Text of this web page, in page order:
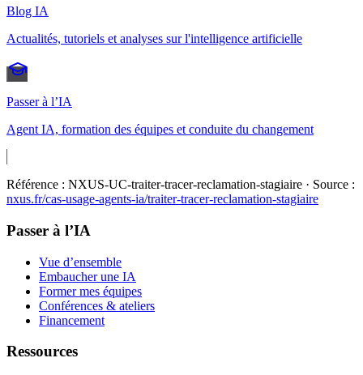
Blog IA
Actualités, tutoriels et analyses sur l'intelligence artificielle
Passer à l’IA
Agent IA, formation des équipes et conduite du changement
Référence : NXUS-UC-traiter-tracer-reclamation-stagiaire · Source :
nxus.fr/cas-usage-agents-ia/traiter-tracer-reclamation-stagiaire
Passer à l’IA
Vue d’ensemble
Embaucher une IA
Former mes équipes
Conférences & ateliers
Financement
Ressources